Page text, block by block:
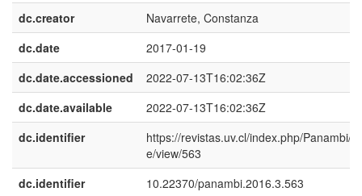
dc.creator
Navarrete, Constanza
dc.date
2017-01-19
dc.date.accessioned
2022-07-13T16:02:36Z
dc.date.available
2022-07-13T16:02:36Z
dc.identifier
https://revistas.uv.cl/index.php/Panambi/
e/view/563
dc.identifier
10.22370/panambi.2016.3.563